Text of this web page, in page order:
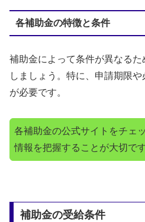
各補助金の特徴と条件
補助金によって条件が異なる
しましょう。特に、申請期限
が必要です。
各補助金の公式サイトをチェ
情報を把握することが大切です
補助金の受給条件